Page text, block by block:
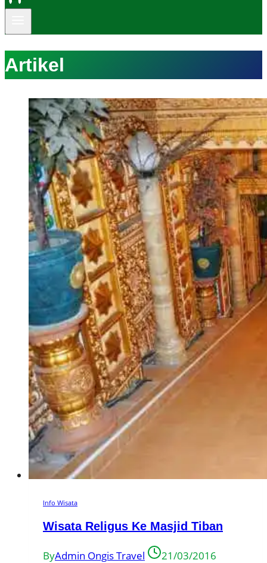
Artikel
Info Wisata
Wisata Religus Ke Masjid Tiban
ByAdmin Ongis Travel
21/03/2016